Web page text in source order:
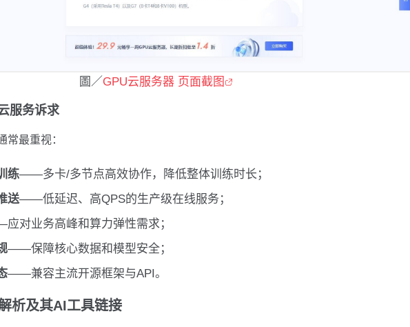
圖／ GPU云服务器 页面截图
服务诉求
常最重视：
练——多卡/多节点高效协作，降低整体训练时长；
送——低延迟、高QPS的生产级在线服务；
对业务高峰和算力弹性需求；
——保障核心数据和模型安全；
——兼容主流开源框架与API。
析及其AI工具链接